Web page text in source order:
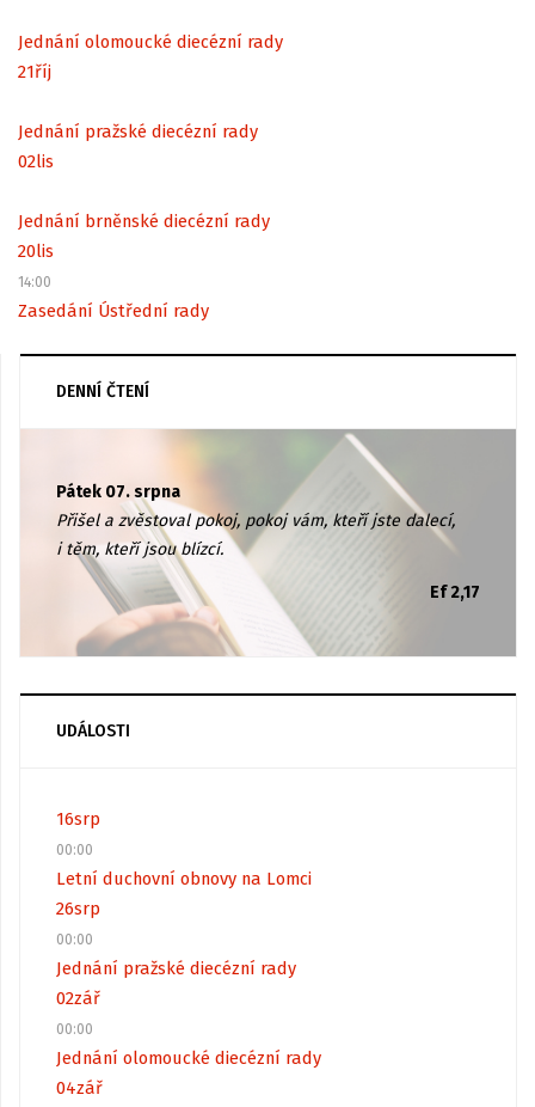
Jednání olomoucké diecézní rady
21říj
Jednání pražské diecézní rady
02lis
Jednání brněnské diecézní rady
20lis
14:00
Zasedání Ústřední rady
DENNÍ ČTENÍ
Pátek 07. srpna
Přišel a zvěstoval pokoj, pokoj vám, kteří jste dalecí,
i těm, kteří jsou blízcí.
Ef 2,17
UDÁLOSTI
16srp
00:00
Letní duchovní obnovy na Lomci
26srp
00:00
Jednání pražské diecézní rady
02zář
00:00
Jednání olomoucké diecézní rady
04zář